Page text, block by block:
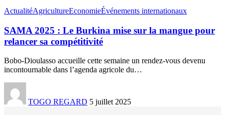
ActualitéAgricultureEconomieÉvénements internationaux
SAMA 2025 : Le Burkina mise sur la mangue pour
relancer sa compétitivité
Bobo-Dioulasso accueille cette semaine un rendez-vous devenu
incontournable dans l’agenda agricole du…
TOGO REGARD 5 juillet 2025